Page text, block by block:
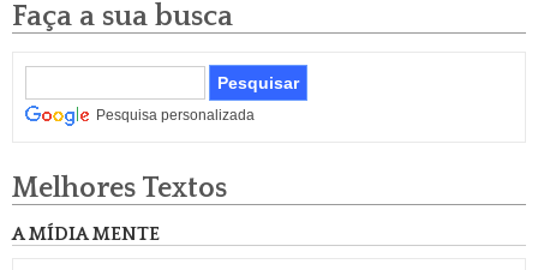
Faça a sua busca
Pesquisa personalizada
Melhores Textos
A MÍDIA MENTE